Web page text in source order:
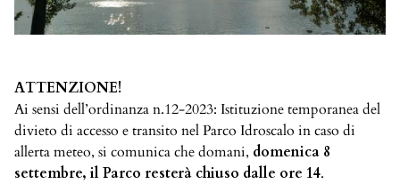
ATTENZIONE!
Ai sensi dell’ordinanza n.12-2023: Istituzione temporanea del
divieto di accesso e transito nel Parco Idroscalo in caso di
allerta meteo, si comunica che domani, domenica 8
settembre, il Parco resterà chiuso dalle ore 14.